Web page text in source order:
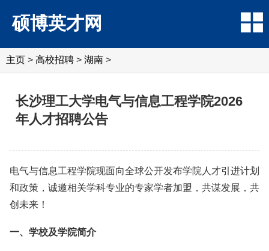
硕博英才网
主页 > 高校招聘 > 湖南 >
长沙理工大学电气与信息工程学院2026
年人才招聘公告
电气与信息工程学院现面向全球公开发布学院人才引进计划
和政策，诚邀相关学科专业的专家学者加盟，共谋发展，共
创未来！
一、学校及学院简介